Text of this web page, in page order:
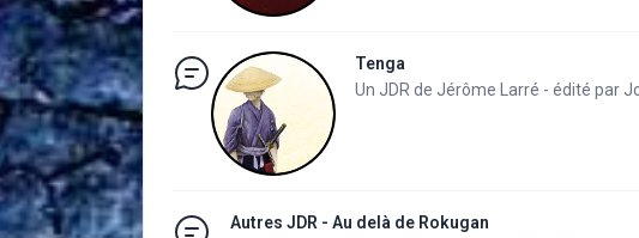
Tenga
Un JDR de Jérôme Larré - édité par
Autres JDR - Au delà de Rokugan